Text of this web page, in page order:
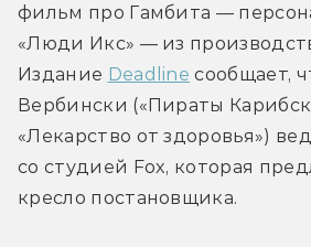
фильм про Гамбита —
«Люди Икс» — из
Издание Deadline сообщает,
Вербински («Пираты
«Лекарство от здоровья»)
со студией Fox, которая
кресло постановщика.